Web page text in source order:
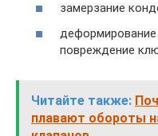
замерзание
повреждение
Читайте также:
плавают обороты